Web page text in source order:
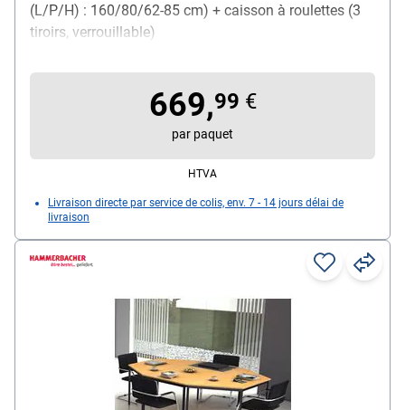
(L/P/H) : 160/80/62-85 cm) + caisson à roulettes (3
tiroirs, verrouillable)
669,99 €
par paquet
HTVA
Livraison directe par service de colis, env. 7 - 14 jours délai de
livraison